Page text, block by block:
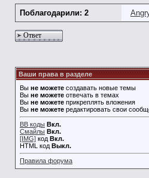
Поблагодарили: 2
Ответ
Ваши права в разделе
Вы не можете создавать новые темы
Вы не можете отвечать в темах
Вы не можете прикреплять вложения
Вы не можете редактировать свои
BB коды Вкл.
Смайлы Вкл.
[IMG] код Вкл.
HTML код Выкл.
Правила форума